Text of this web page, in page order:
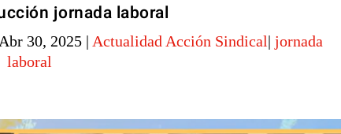
jornada laboral
Abr 30, 2025 | Actualidad Acción Sindical|jornada
laboral